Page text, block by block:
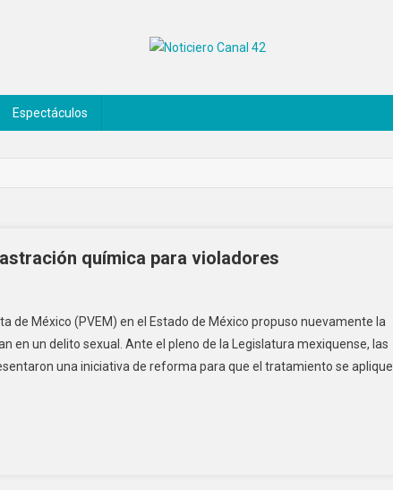
Espectáculos
química para violadores
de México (PVEM) en el Estado de México propuso nuevamente la
en un delito sexual. Ante el pleno de la Legislatura mexiquense, las
una iniciativa de reforma para que el tratamiento se aplique